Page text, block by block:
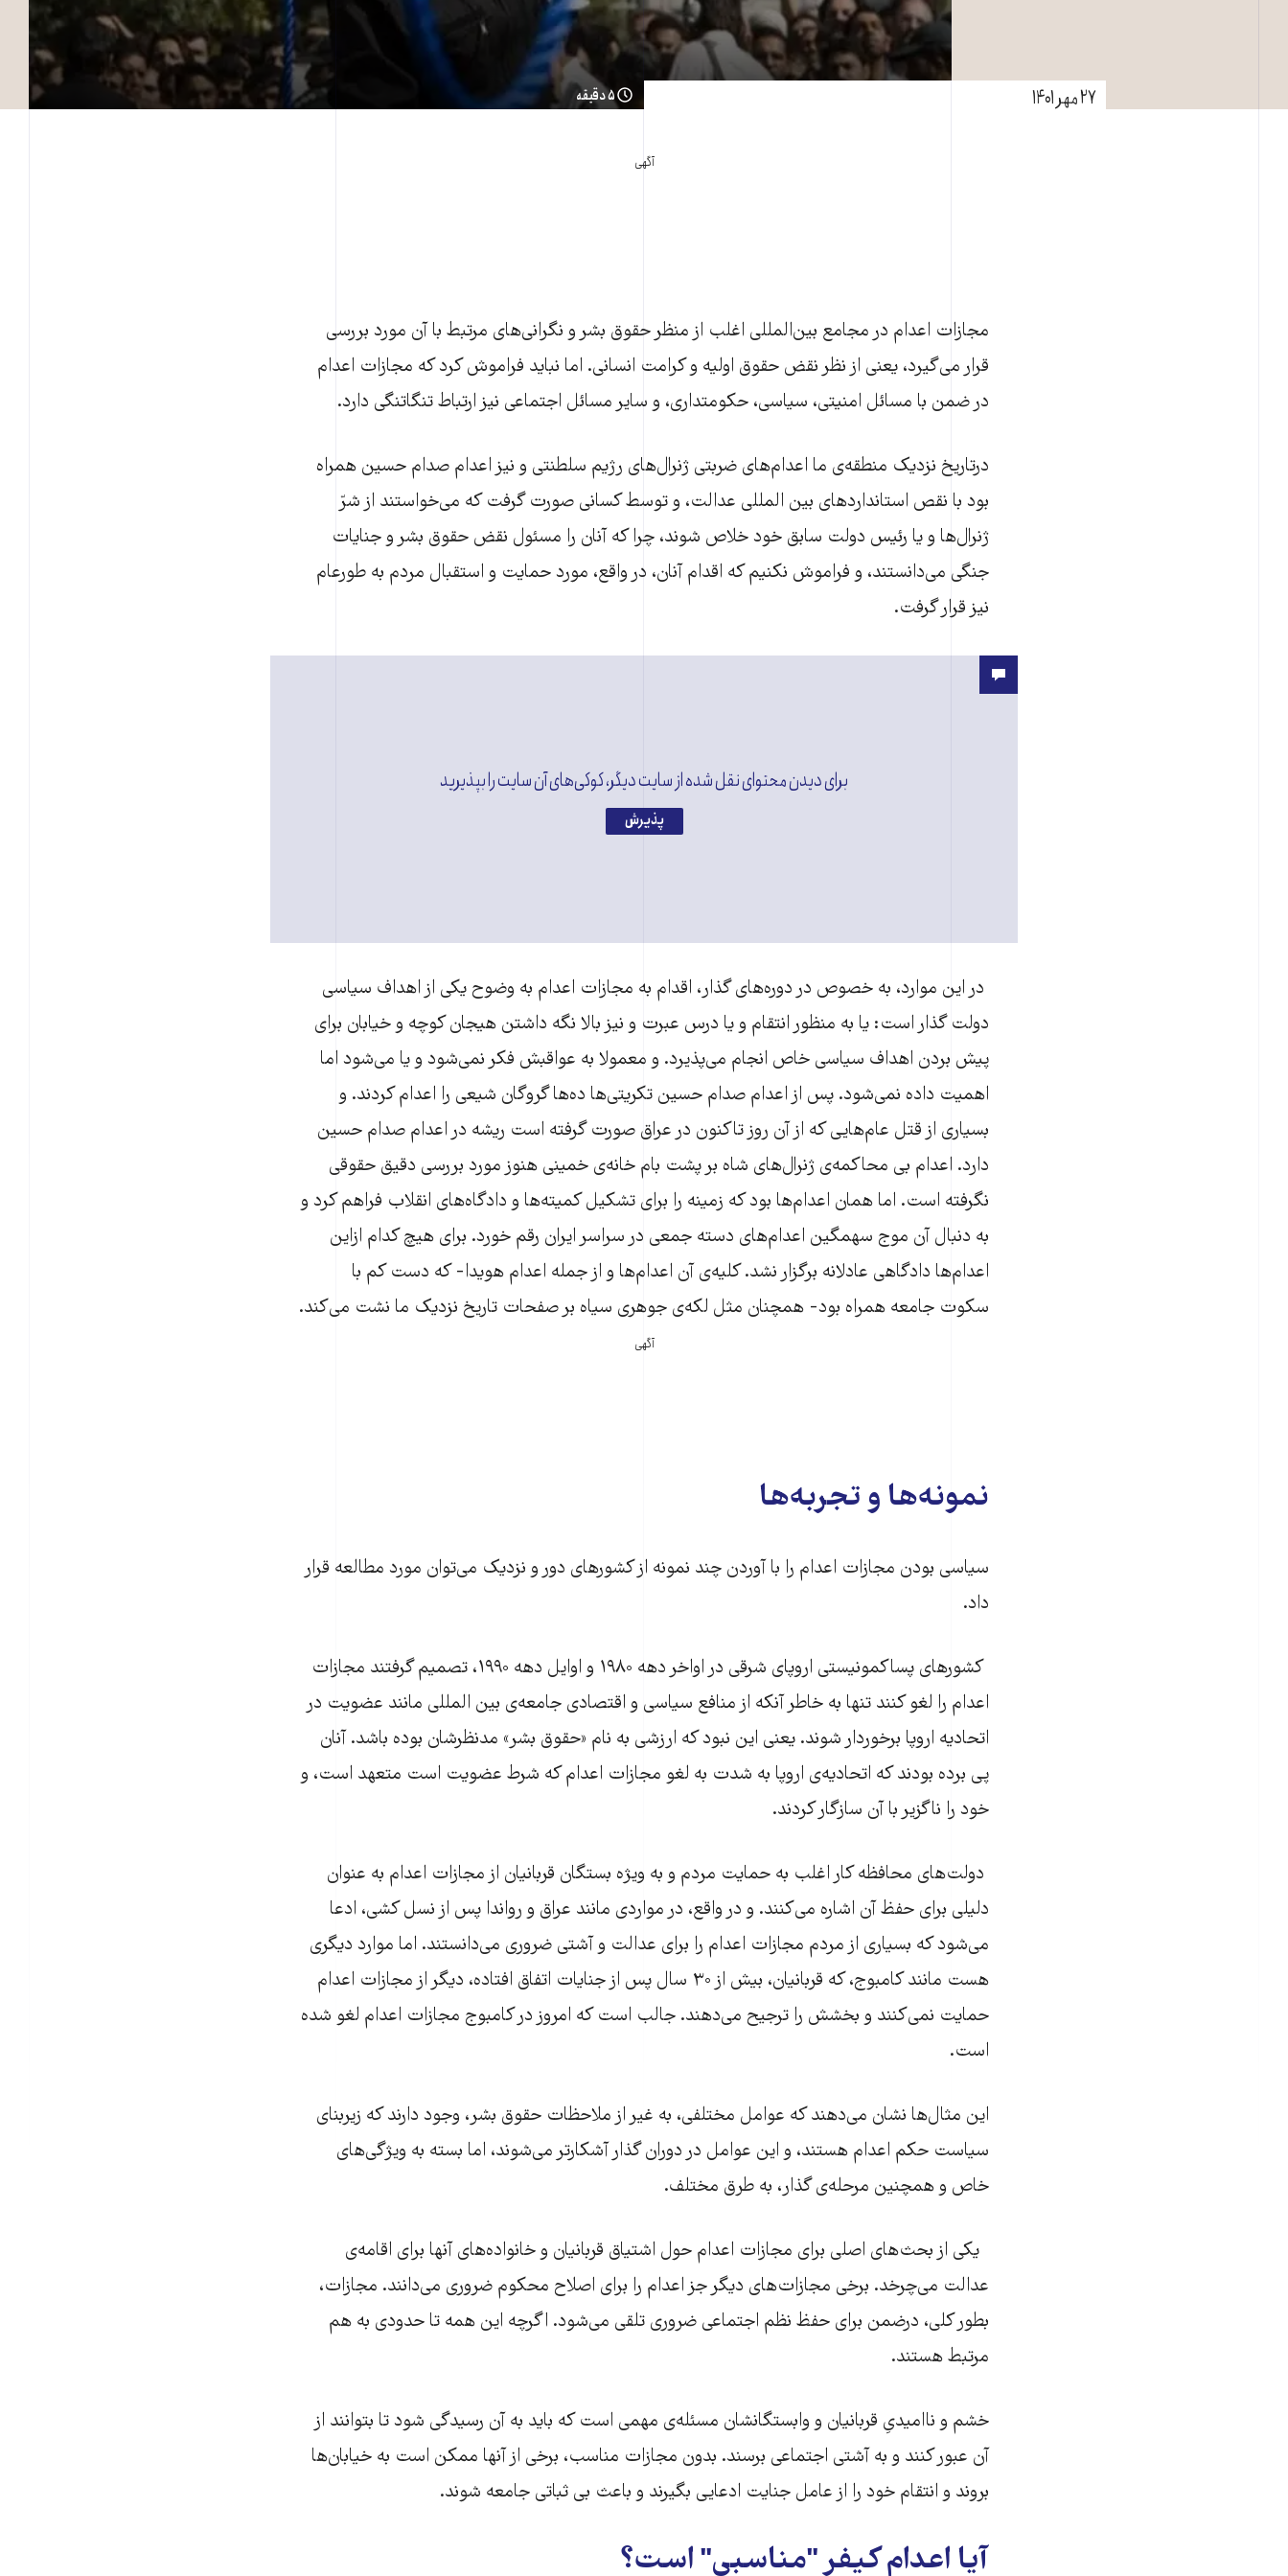
۲۷ مهر ۱۴۰۱ ۵ دقیقه
آگهی
مجازات اعدام در مجامع بین‌المللی اغلب از منظر حقوق بشر و نگرانی‌های مرتبط با آن مورد بررسی
قرار می‌گیرد، یعنی از نظر نقض حقوق اولیه و کرامت انسانی. اما نباید فراموش کرد که مجازات اعدام
در ضمن با مسائل امنیتی، سیاسی، حکومتداری، و سایر مسائل اجتماعی نیز ارتباط تنگاتنگی دارد.
درتاریخ نزدیک منطقه‌ی ما اعدام‌های ضربتی ژنرال‌های رژیم سلطنتی و نیز اعدام صدام حسین همراه
بود با نقص استانداردهای بین المللی عدالت، و توسط کسانی صورت گرفت که می‌خواستند از شرّ
ژنرال‌ها و یا رئیس دولت سابق خود خلاص شوند، چرا که آنان را مسئول نقض حقوق بشر و جنایات
جنگی می‌دانستند، و فراموش نکنیم که اقدام آنان، در واقع، مورد حمایت و استقبال مردم به طورعام
نیز قرار گرفت.
برای دیدن محتوای نقل شده از سایت دیگر، کوکی‌های آن سایت را بپذیرید
پذیرش
در این موارد، به خصوص در دوره‌های گذار، اقدام به مجازات اعدام به وضوح یکی از اهداف سیاسی
دولت گذار است: یا به منظور انتقام و یا درس عبرت و نیز بالا نگه داشتن هیجان کوچه و خیابان برای
پیش بردن اهداف سیاسی خاص انجام می‌پذیرد. و معمولا به عواقبش فکر نمی‌شود و یا می‌شود اما
اهمیت داده نمی‌شود. پس از اعدام صدام حسین تکریتی‌ها ده‌ها گروگان شیعی را اعدام کردند. و
بسیاری از قتل عام‌هایی که از آن روز تاکنون در عراق صورت گرفته است ریشه در اعدام صدام حسین
دارد. اعدام بی محاکمه‌ی ژنرال‌های شاه بر پشت بام خانه‌ی خمینی هنوز مورد بررسی دقیق حقوقی
نگرفته است. اما همان اعدام‌ها بود که زمینه را برای تشکیل کمیته‌ها و دادگاه‌های انقلاب فراهم کرد و
به دنبال آن موج سهمگین اعدام‌های دسته جمعی در سراسر ایران رقم خورد. برای هیچ کدام ازاین
اعدام‌ها دادگاهی عادلانه برگزار نشد. کلیه‌ی آن اعدام‌ها و از جمله اعدام هویدا- که دست کم با
سکوت جامعه همراه بود- همچنان مثل لکه‌ی جوهری سیاه بر صفحات تاریخ نزدیک ما نشت می‌کند.
آگهی
نمونه‌ها و تجربه‌ها
سیاسی بودن مجازات اعدام را با آوردن چند نمونه از کشورهای دور و نزدیک می‌توان مورد مطالعه قرار
داد.
کشورهای پساکمونیستی اروپای شرقی در اواخر دهه ۱۹۸۰ و اوایل دهه ۱۹۹۰، تصمیم گرفتند مجازات
اعدام را لغو کنند تنها به خاطر آنکه از منافع سیاسی و اقتصادی جامعه‌ی بین المللی مانند عضویت در
اتحادیه اروپا برخوردار شوند. یعنی این نبود که ارزشی به نام «حقوق بشر» مدنظرشان بوده باشد. آنان
پی برده بودند که اتحادیه‌ی اروپا به شدت به لغو مجازات اعدام که شرط عضویت است متعهد است، و
خود را ناگزیر با آن سازگار کردند.
دولت‌های محافظه کار اغلب به حمایت مردم و به ویژه بستگان قربانیان از مجازات اعدام به عنوان
دلیلی برای حفظ آن اشاره می‌کنند. و در واقع، در مواردی مانند عراق و رواندا پس از نسل کشی، ادعا
می‌شود که بسیاری از مردم مجازات اعدام را برای عدالت و آشتی ضروری می‌دانستند. اما موارد دیگری
هست مانند کامبوج، که قربانیان، بیش از ۳۰ سال پس از جنایات اتفاق افتاده، دیگر از مجازات اعدام
حمایت نمی‌کنند و بخشش را ترجیح می‌دهند. جالب است که امروز در کامبوج مجازات اعدام لغو شده
است.
این مثال‌ها نشان می‌دهند که عوامل مختلفی، به غیر از ملاحظات حقوق بشر، وجود دارند که زیربنای
سیاست حکم اعدام هستند، و این عوامل در دوران گذار آشکارتر می‌شوند، اما بسته به ویژگی‌های
خاص و همچنین مرحله‌ی گذار، به طرق مختلف.
یکی از بحث‌های اصلی برای مجازات اعدام حول اشتیاق قربانیان و خانواده‌های آنها برای اقامه‌ی
عدالت می‌چرخد. برخی مجازات‌های دیگر جز اعدام را برای اصلاح محکوم ضروری می‌دانند. مجازات،
بطور کلی، درضمن برای حفظ نظم اجتماعی ضروری تلقی می‌شود. اگرچه این همه تا حدودی به هم
مرتبط هستند.
خشم و ناامیدیِ قربانیان و وابستگانشان مسئله‌ی مهمی است که باید به آن رسیدگی شود تا بتوانند از
آن عبور کنند و به آشتی اجتماعی برسند. بدون مجازات مناسب، برخی از آنها ممکن است به خیابان‌ها
بروند و انتقام خود را از عامل جنایت ادعایی بگیرند و باعث بی ثباتی جامعه شوند.
آیا اعدام کیفر "مناسبی" است؟